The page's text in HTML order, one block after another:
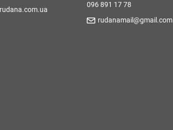
096 891 17 78
rudanamail@gmail.com